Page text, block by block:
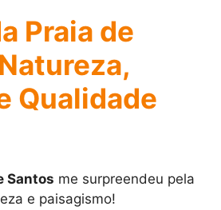
Praia de
Qualidade
Santos me surpreendeu pela
e paisagismo!